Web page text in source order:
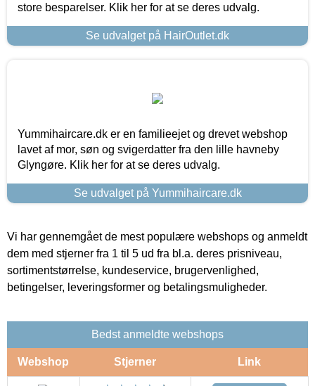
store besparelser. Klik her for at se deres udvalg.
Se udvalget på HairOutlet.dk
Yummihaircare.dk er en familieejet og drevet webshop
lavet af mor, søn og svigerdatter fra den lille havneby
Glyngøre. Klik her for at se deres udvalg.
Se udvalget på Yummihaircare.dk
Vi har gennemgået de mest populære webshops og anmeldt
dem med stjerner fra 1 til 5 ud fra bl.a. deres prisniveau,
sortimentstørrelse, kundeservice, brugervenlighed,
betingelser, leveringsformer og betalingsmuligheder.
Bedst anmeldte webshops
Webshop Stjerner Link